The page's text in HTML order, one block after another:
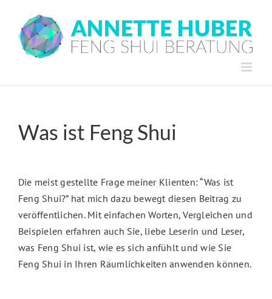
content
Was ist Feng Shui
Die meist gestellte Frage meiner Klienten: “Was ist
Feng Shui?” hat mich dazu bewegt diesen Beitrag zu
veröffentlichen. Mit einfachen Worten, Vergleichen und
Beispielen erfahren auch Sie, liebe Leserin und Leser,
was Feng Shui ist, wie es sich anfühlt und wie Sie
Feng Shui in Ihren Räumlichkeiten anwenden können.